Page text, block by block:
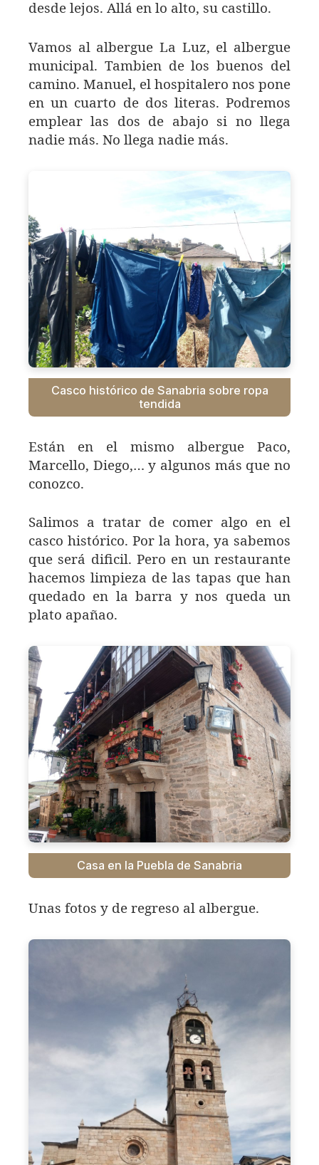
desde lejos. Allá en lo alto, su castillo.
Vamos al albergue La Luz, el albergue
municipal. Tambien de los buenos del
camino. Manuel, el hospitalero nos pone
en un cuarto de dos literas. Podremos
emplear las dos de abajo si no llega
nadie más. No llega nadie más.
Casco histórico de Sanabria sobre ropa
tendida
Están en el mismo albergue Paco,
Marcello, Diego,… y algunos más que no
conozco.
Salimos a tratar de comer algo en el
casco histórico. Por la hora, ya sabemos
que será dificil. Pero en un restaurante
hacemos limpieza de las tapas que han
quedado en la barra y nos queda un
plato apañao.
Casa en la Puebla de Sanabria
Unas fotos y de regreso al albergue.